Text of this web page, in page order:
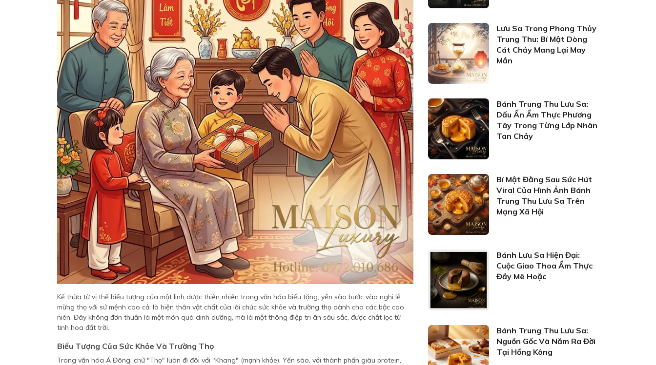
Kế thừa từ vị thế biểu tượng của một linh dược thiên nhiên trong văn hóa biếu tặng, yến sào bước vào nghi lễ
mừng thọ với sứ mệnh cao cả: là hiện thân vật chất của lời chúc sức khỏe và trường thọ dành cho các bậc cao
niên. Đây không đơn thuần là một món quà dinh dưỡng, mà là một thông điệp tri ân sâu sắc, được chắt lọc từ
tinh hoa đất trời.
Biểu Tượng Của Sức Khỏe Và Trường Thọ
Trong văn hóa Á Đông, chữ "Thọ" luôn đi đôi với "Khang" (mạnh khỏe). Yến sào, với thành phần giàu protein,
Lưu Sa Trong Phong Thủy
Trung Thu: Bí Mật Dòng
Cát Chảy Mang Lại May
Mắn
Bánh Trung Thu Lưu Sa:
Dấu Ấn Ẩm Thực Phương
Tây Trong Từng Lớp Nhân
Tan Chảy
Bí Mật Đằng Sau Sức Hút
Viral Của Hình Ảnh Bánh
Trung Thu Lưu Sa Trên
Mạng Xã Hội
Bánh Lưu Sa Hiện Đại:
Cuộc Giao Thoa Ẩm Thực
Đầy Mê Hoặc
Bánh Trung Thu Lưu Sa:
Nguồn Gốc Và Năm Ra Đời
Tại Hồng Kông